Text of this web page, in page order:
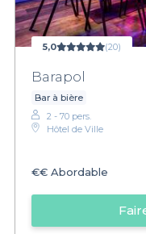
5,0 (20)
Barapol
Bar à bière
2 - 70 pers.
Hôtel de Ville
€€ Abordable